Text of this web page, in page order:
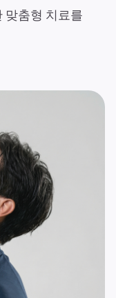
맞춤형 치료를